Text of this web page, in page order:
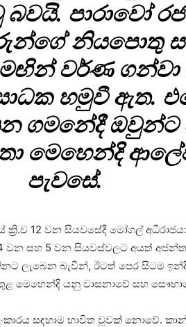
පාරාවෝ
නිය­පොතු
වර්ණ ගන්වා
සාධක හමුවී ඇත.
ගම­නේදී ඔවුන්ට
මෙහෙන්දි
පැවසේ.
ක්‍රි.ව 12 වන සිය­ව­සේදී මෝගල්
වන සහ 5 වන සිය­ව­ස්ව­ලට අයත්
ලැබෙන බැවින්, ඊටත් පෙර සිටම
මෙහෙන්දි යනු වාස­නාවේ සහ
සඳ­හාම භාවිත වූවක් නොවේ.